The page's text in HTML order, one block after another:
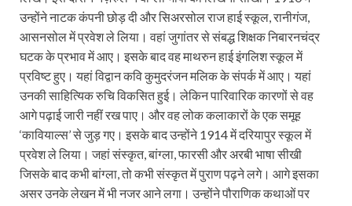
उन्होंने नाटक कंपनी छोड़ दी और सिअरसोल राज हाई स्कूल, रानीगंज,
आसनसोल में प्रवेश ले लिया। वहां जुगांतर से संबद्ध शिक्षक निबारनचंद्र
घटक के प्रभाव में आए। इसके बाद वह माथरुन हाई इंगलिश स्कूल में
प्रविष्ट हुए। यहां विद्वान कवि कुमुदरंजन मलिक के संपर्क में आए। यहां
उनकी साहित्यिक रुचि विकसित हुई। लेकिन पारिवारिक कारणों से वह
आगे पढ़ाई जारी नहीं रख पाए। और वह लोक कलाकारों के एक समूह
‘कावियाल्स’ से जुड़ गए। इसके बाद उन्होंने 1914 में दरियापुर स्कूल में
प्रवेश ले लिया। जहां संस्कृत, बांग्ला, फारसी और अरबी भाषा सीखी
जिसके बाद कभी बांग्ला, तो कभी संस्कृत में पुराण पढ़ने लगे। आगे इसका
असर उनके लेखन में भी नजर आने लगा। उन्होंने पौराणिक कथाओं पर